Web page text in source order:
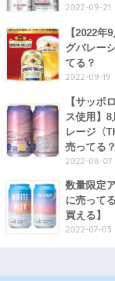
2022-09-21
【2022
グバレー
てる？
2022-09-19
【サッポ
ス使用】
レージ〈
売ってる？
2022-08-07
数量限定
に売って
買える】
2022-07-03